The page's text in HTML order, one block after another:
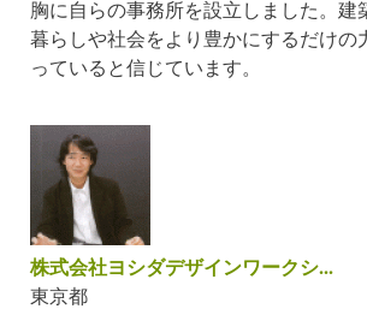
胸に自らの事務所を設立しました。建
暮らしや社会をより豊かにするだけの
っていると信じています。
株式会社ヨシダデザインワークシ...
東京都